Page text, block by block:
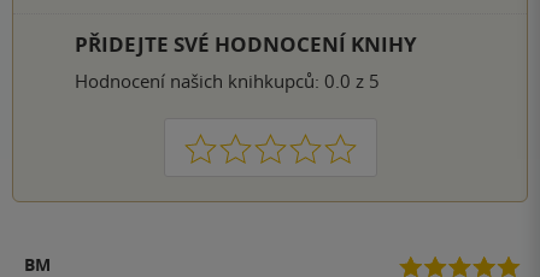
PŘIDEJTE SVÉ HODNOCENÍ KNIHY
Hodnocení našich knihkupců: 0.0 z 5
1 2 3 4 5
BM